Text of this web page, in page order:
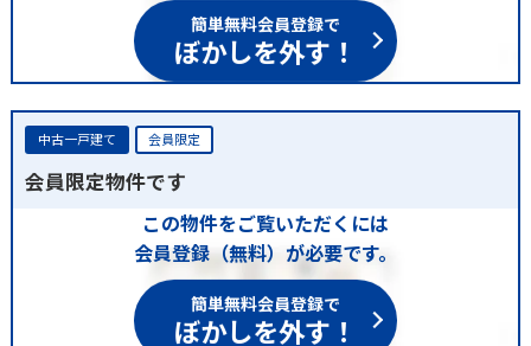
簡単無料会員登録で
ぼかしを外す！
中古一戸建て 会員限定
会員限定物件です
この物件をご覧いただくには
会員登録（無料）が必要です。
簡単無料会員登録で
ぼかしを外す！